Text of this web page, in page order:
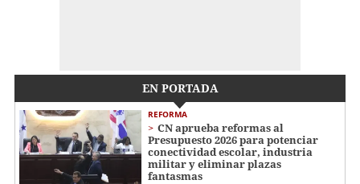
EN PORTADA
REFORMA
CN aprueba reformas al
Presupuesto 2026 para potenciar
conectividad escolar, industria
militar y eliminar plazas
fantasmas